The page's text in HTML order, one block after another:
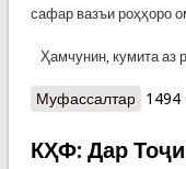
сафар вазъи роҳҳоро
Ҳамчунин, кумита аз
Муфассалтаро КҲФ:
1494
КҲФ: Дар